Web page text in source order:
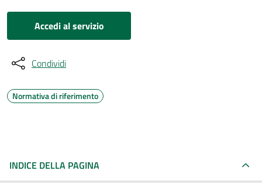
Accedi al servizio
Condividi
Normativa di riferimento
INDICE DELLA PAGINA